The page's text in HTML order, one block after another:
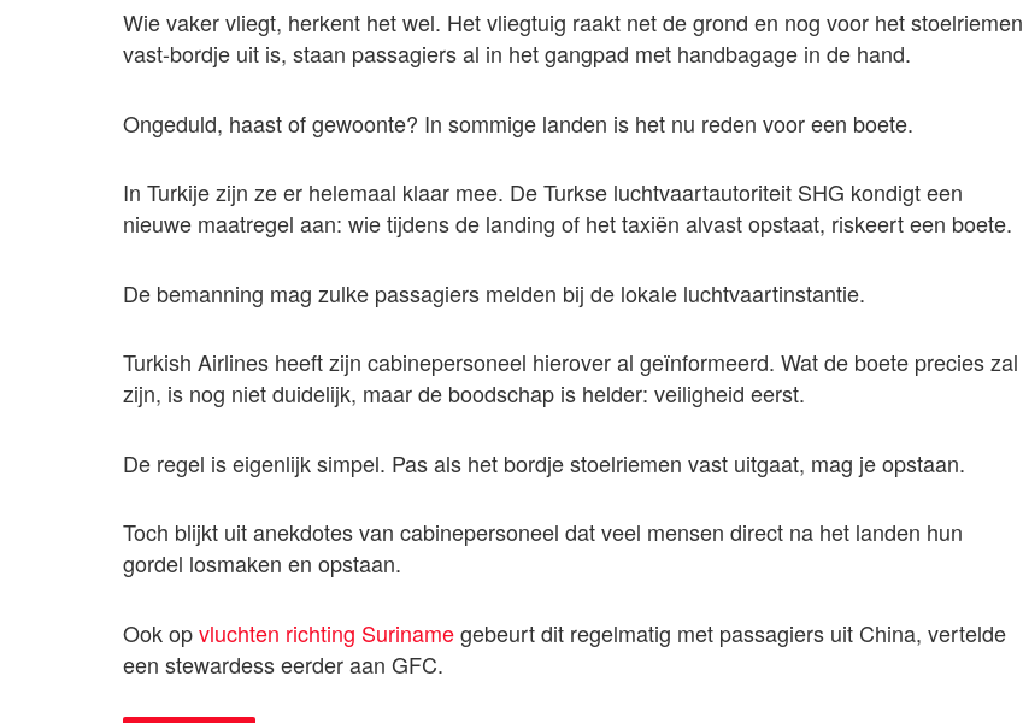
Wie vaker vliegt, herkent het wel. Het vliegtuig raakt net de grond en nog voor het stoelriemen
vast-bordje uit is, staan passagiers al in het gangpad met handbagage in de hand.
Ongeduld, haast of gewoonte? In sommige landen is het nu reden voor een boete.
In Turkije zijn ze er helemaal klaar mee. De Turkse luchtvaartautoriteit SHG kondigt een
nieuwe maatregel aan: wie tijdens de landing of het taxiën alvast opstaat, riskeert een boete.
De bemanning mag zulke passagiers melden bij de lokale luchtvaartinstantie.
Turkish Airlines heeft zijn cabinepersoneel hierover al geïnformeerd. Wat de boete precies zal
zijn, is nog niet duidelijk, maar de boodschap is helder: veiligheid eerst.
De regel is eigenlijk simpel. Pas als het bordje stoelriemen vast uitgaat, mag je opstaan.
Toch blijkt uit anekdotes van cabinepersoneel dat veel mensen direct na het landen hun
gordel losmaken en opstaan.
Ook opvluchten richting Surinamegebeurt dit regelmatig met passagiers uit China, vertelde
een stewardess eerder aan GFC.